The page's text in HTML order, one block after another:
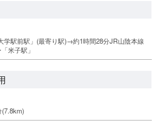
学駅前駅」(最寄り駅)→約1時間28分JR山陰本線
米子駅」
(7.8km)